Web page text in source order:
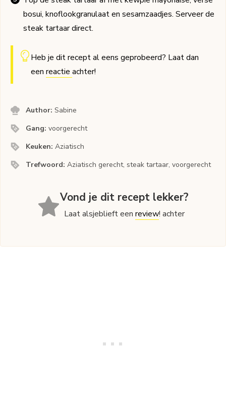
bosui, knoflookgranulaat en sesamzaadjes. Serveer de
steak tartaar direct.
Heb je dit recept al eens geprobeerd? Laat dan
een reactie achter!
Author:Sabine
Gang:voorgerecht
Keuken:Aziatisch
Trefwoord:Aziatisch gerecht, steak tartaar, voorgerecht
Vond je dit recept lekker?
Laat alsjeblieft eenreview! achter